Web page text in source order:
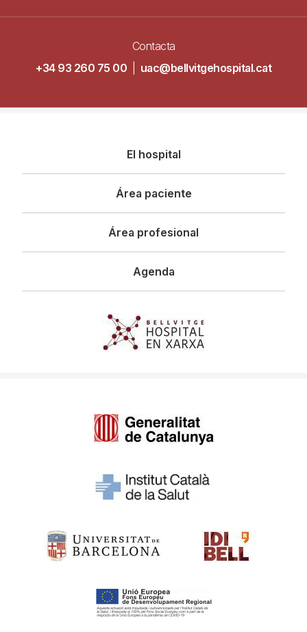
Contacta
+34 93 260 75 00
uac@bellvitgehospital.cat
principal
El hospital
Área paciente
Área profesional
Agenda